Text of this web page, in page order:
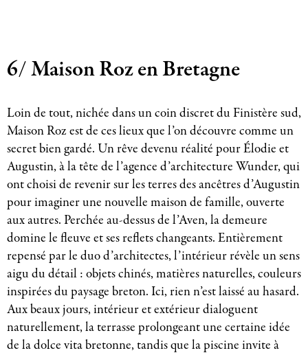
6/ Maison Roz en Bretagne
Loin de tout, nichée dans un coin discret du Finistère sud,
Maison Roz est de ces lieux que l’on découvre comme un
secret bien gardé. Un rêve devenu réalité pour Élodie et
Augustin, à la tête de l’agence d’architecture Wunder, qui
ont choisi de revenir sur les terres des ancêtres d’Augustin
pour imaginer une nouvelle maison de famille, ouverte
aux autres. Perchée au-dessus de l’Aven, la demeure
domine le fleuve et ses reflets changeants. Entièrement
repensé par le duo d’architectes, l’intérieur révèle un sens
aigu du détail : objets chinés, matières naturelles, couleurs
inspirées du paysage breton. Ici, rien n’est laissé au hasard.
Aux beaux jours, intérieur et extérieur dialoguent
naturellement, la terrasse prolongeant une certaine idée
de la dolce vita bretonne, tandis que la piscine invite à